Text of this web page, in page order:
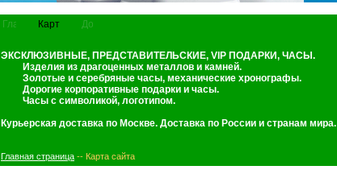
ЭКСКЛЮЗИВНЫЕ, ПРЕДСТАВИТЕЛЬСКИЕ, VIP ПОДАРКИ, ЧАСЫ.
Изделия из драгоценных металлов и камней.
Золотые и серебряные часы, механические хронографы.
Дорогие корпоративные подарки и часы.
Часы с символикой, логотипом.
Курьерская доставка по Москве. Доставка по России и странам мира.
Главная страница -- Карта сайта